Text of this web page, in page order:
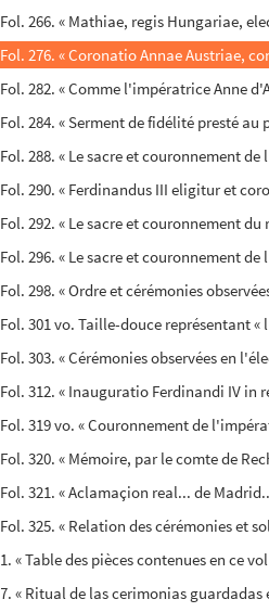
Fol. 266. « Mathiae, regis Hungariae,
Fol. 276. « Coronatio Annae Austriae,
Fol. 282. « Comme l'impératrice Anne
Fol. 284. « Serment de fidélité presté
Fol. 288. « Le sacre et couronnement
Fol. 290. « Ferdinandus III eligitur et
Fol. 292. « Le sacre et couronnement
Fol. 296. « Le sacre et couronnement
Fol. 298. « Ordre et cérémonies
Fol. 301 vo. Taille-douce représentant
Fol. 303. « Cérémonies observées en
Fol. 312. « Inauguratio Ferdinandi IV in
Fol. 319 vo. « Couronnement de
Fol. 320. « Mémoire, par le comte de
Fol. 321. « Aclamaçion real... de
Fol. 325. « Relation des cérémonies et
1. « Table des pièces contenues en ce
7. « Ritual de las cerimonias